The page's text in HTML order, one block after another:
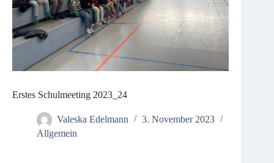
Erstes Schulmeeting 2023_24
Valeska Edelmann
3. November 2023
Allgemein